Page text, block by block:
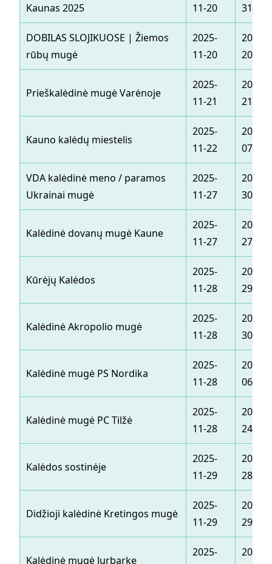
Kaunas 2025
11-20
31
DOBILAS SLOJIKUOSE | Žiemos
rūbų mugė
2025-
11-20
2025-
20
Prieškalėdinė mugė Varėnoje
2025-
11-21
2025-
21
Kauno kalėdų miestelis
2025-
11-22
2026-
07
VDA kalėdinė meno / paramos
Ukrainai mugė
2025-
11-27
2025-
30
Kalėdinė dovanų mugė Kaune
2025-
11-27
2025-
27
Kūrėjų Kalėdos
2025-
11-28
2025-
29
Kalėdinė Akropolio mugė
2025-
11-28
2025-
30
Kalėdinė mugė PS Nordika
2025-
11-28
2026-
06
Kalėdinė mugė PC Tilžė
2025-
11-28
2025-
24
Kalėdos sostinėje
2025-
11-29
2025-
28
Didžioji kalėdinė Kretingos mugė
2025-
11-29
2025-
29
Kalėdinė mugė Jurbarke
2025-
2025-